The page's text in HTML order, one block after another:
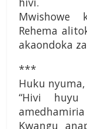
Mwishowe
Rehema
akaondoka
***
Huku
“Hivi
Kwangu